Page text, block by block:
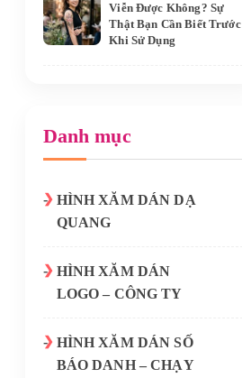
Viễn Được Không? Sự
Thật Bạn Cần Biết Trước
Khi Sử Dụng
Danh mục
HÌNH XĂM DÁN DẠ
QUANG
HÌNH XĂM DÁN
LOGO – CÔNG TY
HÌNH XĂM DÁN SỐ
BÁO DANH – CHẠY